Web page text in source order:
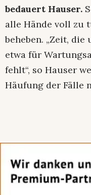
bedauert Hauser.
alle Hände voll zu
beheben. „Zeit, die
etwa für
fehlt“, so Hauser
Häufung der Fälle